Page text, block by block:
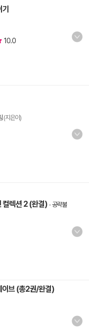
10.0
(지은이)
컬렉션 2 (완결) -공략불
브 (총2권/완결)